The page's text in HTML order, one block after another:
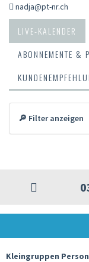
nadja@pt-nr.ch
LIVE-KALENDER
ABONNEMENTE &
🔎 Filter anzeigen
Kleingruppen